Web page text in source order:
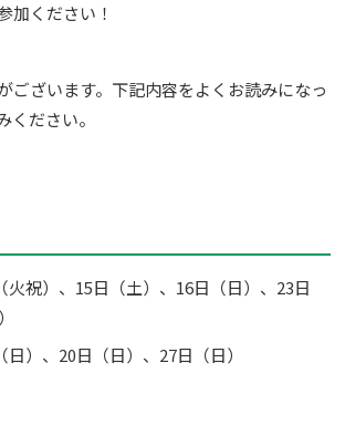
加ください！
ございます。下記内容をよくお読みになっ
ください。
祝）、15日（土）、16日（日）、23日
）、20日（日）、27日（日）